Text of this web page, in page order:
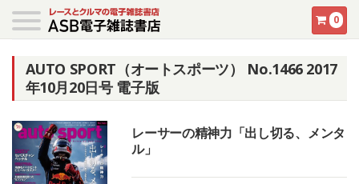
0
AUTO SPORT（オートスポーツ） No.1466 2017
年10月20日号 電子版
レーサーの精神力「出し切る、メンタ
ル」